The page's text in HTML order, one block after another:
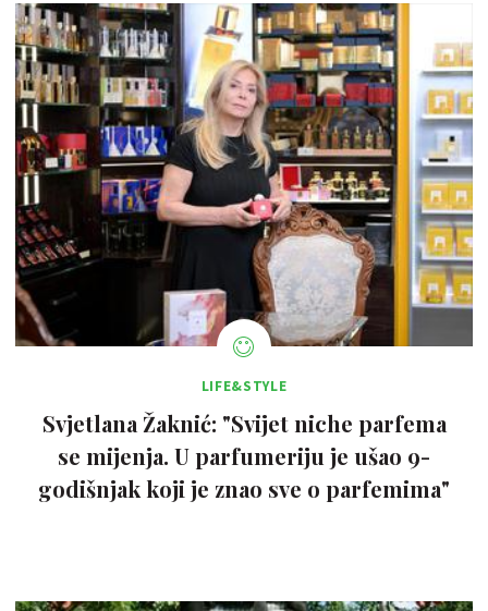
LIFE&STYLE
Svjetlana Žaknić: "Svijet niche parfema
se mijenja. U parfumeriju je ušao 9-
godišnjak koji je znao sve o parfemima"